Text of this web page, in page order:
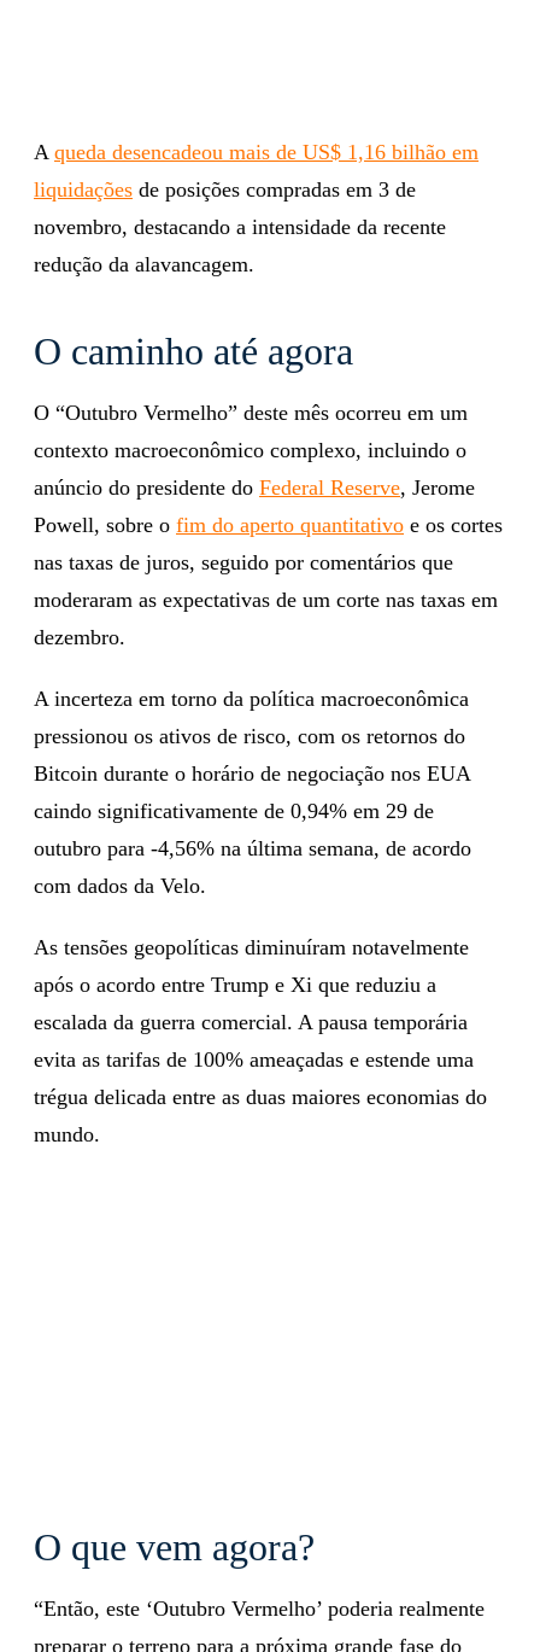
A queda desencadeou mais de US$ 1,16 bilhão em
liquidações de posições compradas em 3 de
novembro, destacando a intensidade da recente
redução da alavancagem.
O caminho até agora
O “Outubro Vermelho” deste mês ocorreu em um
contexto macroeconômico complexo, incluindo o
anúncio do presidente do Federal Reserve, Jerome
Powell, sobre o fim do aperto quantitativo e os cortes
nas taxas de juros, seguido por comentários que
moderaram as expectativas de um corte nas taxas em
dezembro.
A incerteza em torno da política macroeconômica
pressionou os ativos de risco, com os retornos do
Bitcoin durante o horário de negociação nos EUA
caindo significativamente de 0,94% em 29 de
outubro para -4,56% na última semana, de acordo
com dados da Velo.
As tensões geopolíticas diminuíram notavelmente
após o acordo entre Trump e Xi que reduziu a
escalada da guerra comercial. A pausa temporária
evita as tarifas de 100% ameaçadas e estende uma
trégua delicada entre as duas maiores economias do
mundo.
O que vem agora?
“Então, este ‘Outubro Vermelho’ poderia realmente
preparar o terreno para a próxima grande fase do